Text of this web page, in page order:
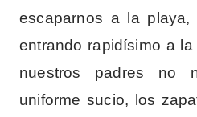
escaparnos a la
entrando rapidísimo a
nuestros padres no
uniforme sucio, los